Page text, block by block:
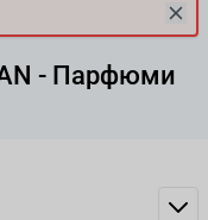
- Парфюми